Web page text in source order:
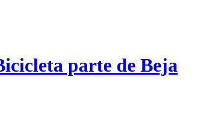
parte de Beja